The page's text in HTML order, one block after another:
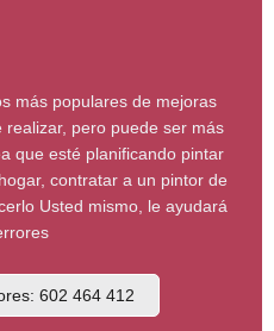
más populares de mejoras
pero puede ser más
que esté planificando pintar
contratar a un pintor de
Usted mismo, le ayudará
602 464 412